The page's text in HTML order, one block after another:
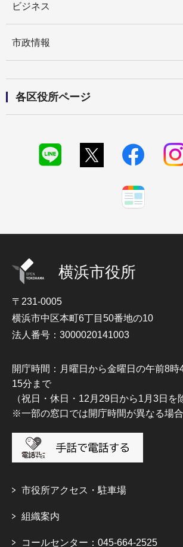
ビジネス
市政情報
各区役所ページ
横浜市役所
〒231-0005
横浜市中区本町6丁目50番地の10
法人番号：3000020141003
開庁時間：月曜日から金曜日の午前8
15分まで
（祝日・休日・12月29日から1月3日を
※一部の窓口では開庁時間が異なる場
市役所アクセス・駐車場
組織案内
コールセンター：045-664-2525